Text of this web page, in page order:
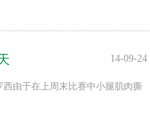
14-09-24
由于在上周末比赛中小腿肌肉撕